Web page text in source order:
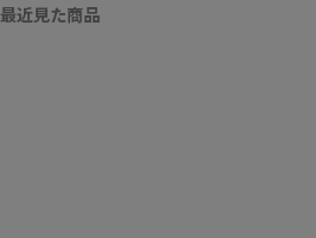
最近見た商品